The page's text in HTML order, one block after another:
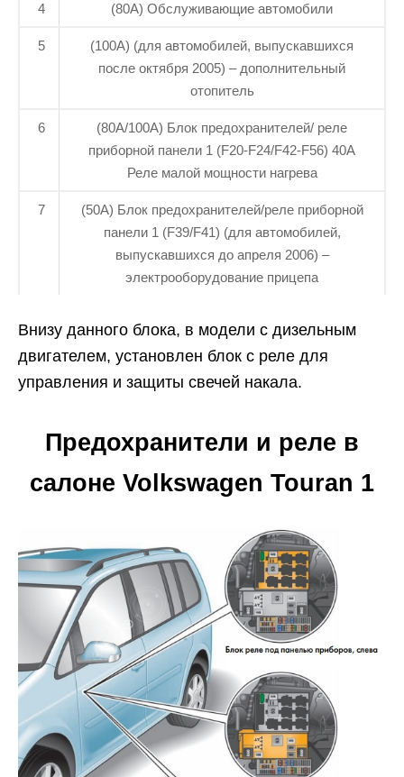
4 (80A) Обслуживающие автомобили
5
(100A) (для автомобилей, выпускавшихся
после октября 2005) – дополнительный
отопитель
6
(80A/100A) Блок предохранителей/ реле
приборной панели 1 (F20-F24/F42-F56) 40А
Реле малой мощности нагрева
7
(50A) Блок предохранителей/реле приборной
панели 1 (F39/F41) (для автомобилей,
выпускавшихся до апреля 2006) –
электрооборудование прицепа
Внизу данного блока, в модели с дизельным
двигателем, установлен блок с реле для
управления и защиты свечей накала.
Предохранители и реле в
салоне Volkswagen Touran 1